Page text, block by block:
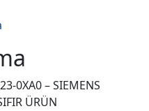
0XA0 – SIEMENS
ÜRÜN